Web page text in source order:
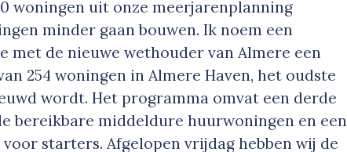
woningen uit onze meerjarenplanning
minder gaan bouwen. Ik noem een
met de nieuwe wethouder van Almere een
254 woningen in Almere Haven, het oudste
wordt. Het programma omvat een derde
bereikbare middeldure huurwoningen en een
starters. Afgelopen vrijdag hebben wij de